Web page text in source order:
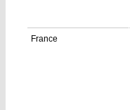
France